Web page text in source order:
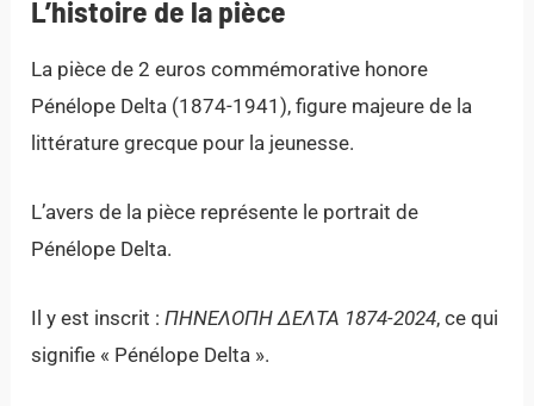
L’histoire de la pièce
La pièce de 2 euros commémorative honore
Pénélope Delta (1874-1941), figure majeure de la
littérature grecque pour la jeunesse.
L’avers de la pièce représente le portrait de
Pénélope Delta.
Il y est inscrit :ΠΗΝΕΛΟΠΗ ΔΕΛΤΑ 1874-2024, ce qui
signifie « Pénélope Delta ».